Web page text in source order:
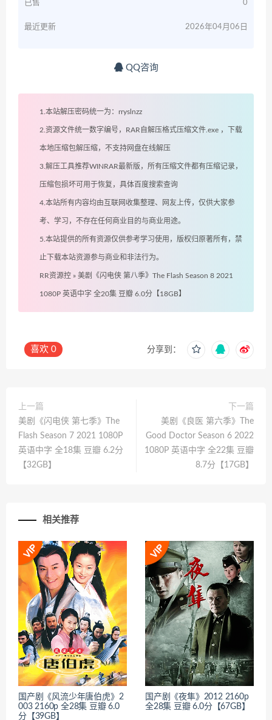
已售 0
最近更新 2026年04月06日
QQ咨询
1.本站解压密码统一为：rryslnzz
2.资源文件统一数字编号，RAR自解压格式压缩文件.exe ，下载
本地压缩包解压缩，不支持网盘在线解压
3.解压工具推荐WINRAR最新版，所有压缩文件都有压缩记录，
压缩包损坏可用于恢复，具体百度搜索查询
4.本站所有内容均由互联网收集整理、网友上传，仅供大家参
考、学习，不存在任何商业目的与商业用途。
5.本站提供的所有资源仅供参考学习使用，版权归原著所有，禁
止下载本站资源参与商业和非法行为。
RR资源控 » 美剧《闪电侠 第八季》The Flash Season 8 2021
1080P 英语中字 全20集 豆瓣 6.0分【18GB】
喜欢 0 分享到：
上一篇
美剧《闪电侠 第七季》The
Flash Season 7 2021 1080P
英语中字 全18集 豆瓣 6.2分
【32GB】
下一篇
美剧《良医 第六季》The
Good Doctor Season 6 2022
1080P 英语中字 全22集 豆瓣
8.7分【17GB】
相关推荐
国产剧《风流少年唐伯虎》2
003 2160p 全28集 豆瓣 6.0
分【39GB】
国产剧《夜隼》2012 2160p
全28集 豆瓣 6.0分【67GB】